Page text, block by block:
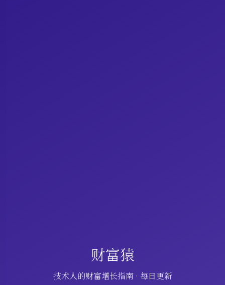
财富猿
技术人的财富增长指南 · 每日更新